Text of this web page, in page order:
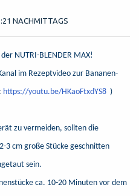
NACHMITTAGS
NUTRI-BLENDER MAX!
im Rezeptvideo zur Bananen-
https://youtu.be/HKaoFtxdYS8 )
zu vermeiden, sollten die
3 cm große Stücke geschnitten
sein.
ca. 10-20 Minuten vor dem